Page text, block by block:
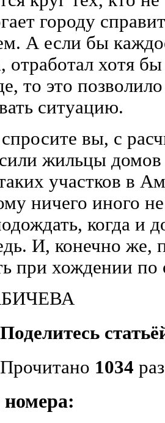
городу
А если бы
отработал хотя
то это
ситуацию.
вы, с
жильцы
участков в
ничего иного не
когда и
И, конечно же,
при хождении
Поделитесь
Прочитано 1034 раз